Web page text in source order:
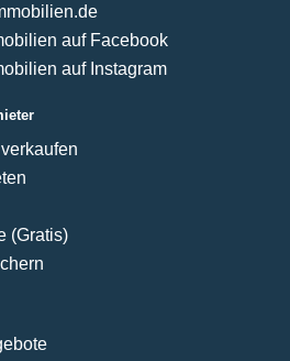
auf Facebook
auf Instagram
(Gratis)